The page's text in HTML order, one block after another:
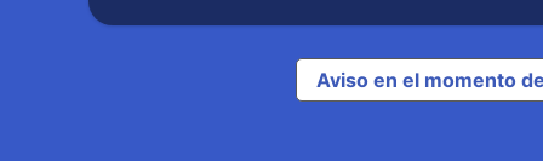
Aviso en el momento